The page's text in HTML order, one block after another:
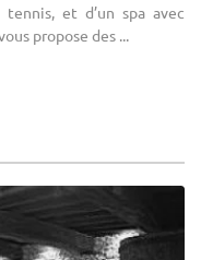
et d’un spa avec
propose des ...